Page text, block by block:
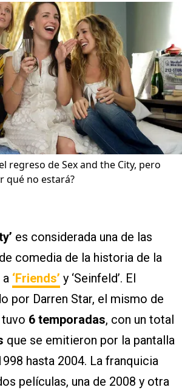
regreso de Sex and the City, pero
qué no estará?
es considerada una de las
comedia de la historia de la
‘Friends’ y ‘Seinfeld’. El
por Darren Star, el mismo de
tuvo 6 temporadas, con un total
que se emitieron por la pantalla
hasta 2004. La franquicia
películas, una de 2008 y otra